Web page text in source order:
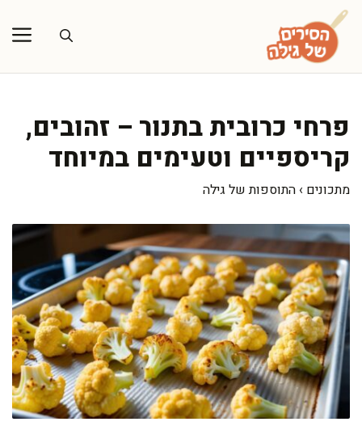
לדלג
לתוכן
פרחי כרובית בתנור – זהובים,
קריספיים וטעימים במיוחד
מתכונים › התוספות של גילה